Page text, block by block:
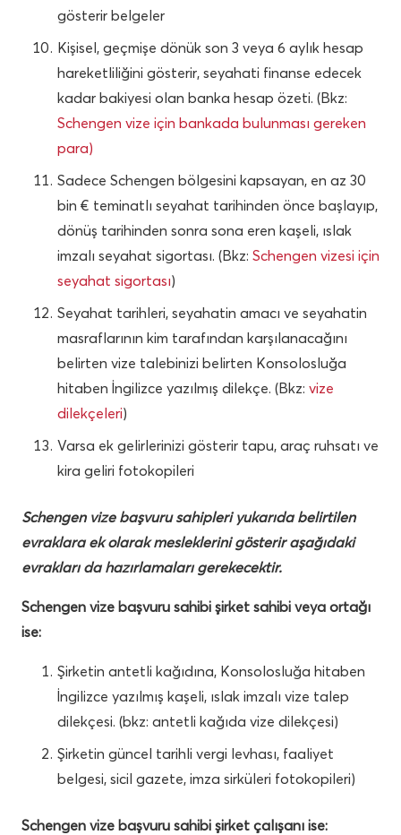
gösterir belgeler
Kişisel, geçmişe dönük son 3 veya 6 aylık hesap
hareketliliğini gösterir, seyahati finanse edecek
kadar bakiyesi olan banka hesap özeti. (Bkz:
Schengen vize için bankada bulunması gereken
para)
Sadece Schengen bölgesini kapsayan, en az 30
bin € teminatlı seyahat tarihinden önce başlayıp,
dönüş tarihinden sonra sona eren kaşeli, ıslak
imzalı seyahat sigortası. (Bkz: Schengen vizesi için
seyahat sigortası)
Seyahat tarihleri, seyahatin amacı ve seyahatin
masraflarının kim tarafından karşılanacağını
belirten vize talebinizi belirten Konsolosluğa
hitaben İngilizce yazılmış dilekçe. (Bkz: vize
dilekçeleri)
Varsa ek gelirlerinizi gösterir tapu, araç ruhsatı ve
kira geliri fotokopileri
Schengen vize başvuru sahipleri yukarıda belirtilen
evraklara ek olarak mesleklerini gösterir aşağıdaki
evrakları da hazırlamaları gerekecektir.
Schengen vize başvuru sahibi şirket sahibi veya ortağı
ise:
Şirketin antetli kağıdına, Konsolosluğa hitaben
İngilizce yazılmış kaşeli, ıslak imzalı vize talep
dilekçesi. (bkz: antetli kağıda vize dilekçesi)
Şirketin güncel tarihli vergi levhası, faaliyet
belgesi, sicil gazete, imza sirküleri fotokopileri)
Schengen vize başvuru sahibi şirket çalışanı ise: